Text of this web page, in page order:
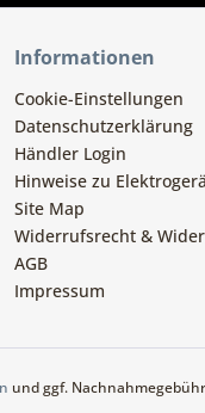
Informationen
Cookie-Einstellungen
Datenschutzerklärung
Händler Login
Hinweise zu
Site Map
Widerrufsrecht &
AGB
Impressum
und ggf.